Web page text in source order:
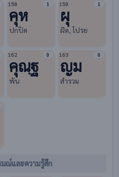
158 1
คุห
ปกปิด
159 1
ผุ
ฝัด, โปรย
162 0
คุณฺฐ
พัน
163 0
ญม
สำรวม
ณ์และความรู้สึก